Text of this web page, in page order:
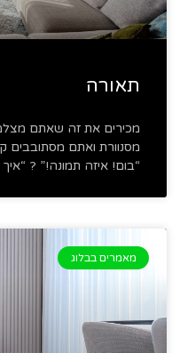
תאורה
מכירים את זה שאתם
מסנוורת ואתם מסתובבים
“בום! איזה תמונה!” ?
מאמרים בבלוג